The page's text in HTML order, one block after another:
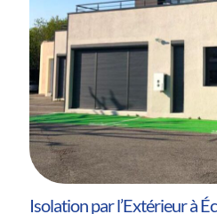
Isolation par l’Extérieur à